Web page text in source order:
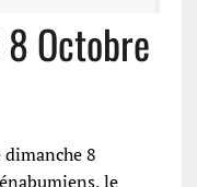
8 Octobre
dimanche 8
le